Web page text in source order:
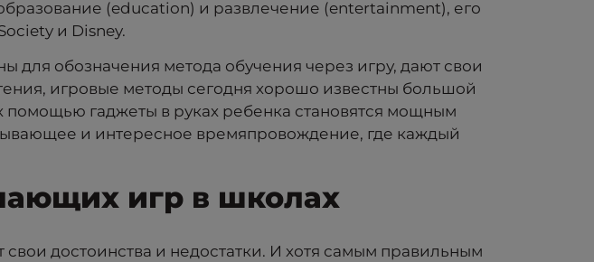
(education) и развлечение (entertainment), его
и Disney.
обозначения метода обучения через игру, дают свои
игровые методы сегодня хорошо известны большой
помощью гаджеты в руках ребенка становятся мощным
и интересное времяпровождение, где каждый
игр в школах
достоинства и недостатки. И хотя самым правильным